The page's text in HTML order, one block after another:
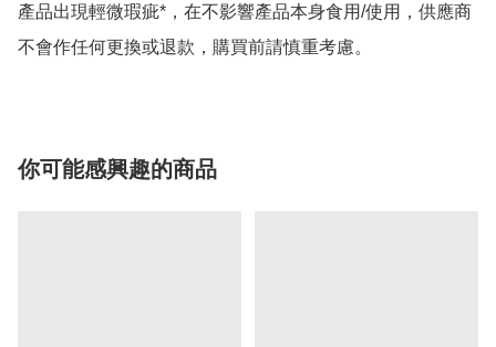
產品出現輕微瑕疵*，在不影響產品本身食用/使用，供應商
不會作任何更換或退款，購買前請慎重考慮。
你可能感興趣的商品